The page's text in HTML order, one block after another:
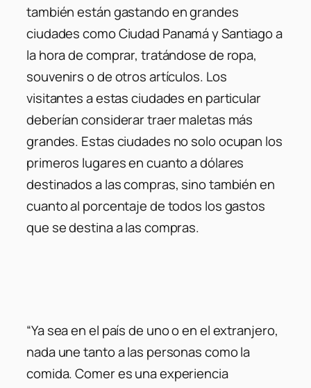
también están gastando en grandes
ciudades como Ciudad Panamá y Santiago a
la hora de comprar, tratándose de ropa,
souvenirs o de otros artículos. Los
visitantes a estas ciudades en particular
deberían considerar traer maletas más
grandes. Estas ciudades no solo ocupan los
primeros lugares en cuanto a dólares
destinados a las compras, sino también en
cuanto al porcentaje de todos los gastos
que se destina a las compras.
“Ya sea en el país de uno o en el extranjero,
nada une tanto a las personas como la
comida. Comer es una experiencia